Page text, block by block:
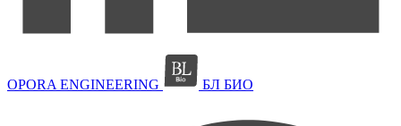
OPORA ENGINEERING БЛ БИО